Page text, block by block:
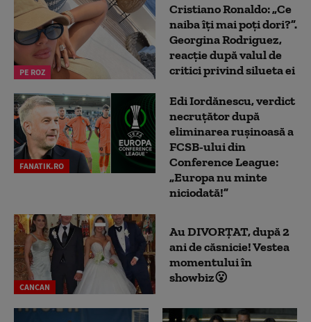
PE ROZ
Cristiano Ronaldo: „Ce
naiba îți mai poți dori?”.
Georgina Rodriguez,
reacție după valul de
critici privind silueta ei
FANATIK.RO
Edi Iordănescu, verdict
necruțător după
eliminarea rușinoasă a
FCSB-ului din
Conference League:
„Europa nu minte
niciodată!”
CANCAN
Au DIVORȚAT, după 2
ani de căsnicie! Vestea
momentului în
showbiz😮